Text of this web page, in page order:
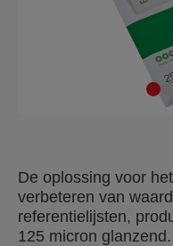
De oplossing voor
verbeteren van
referentielijsten,
125 micron